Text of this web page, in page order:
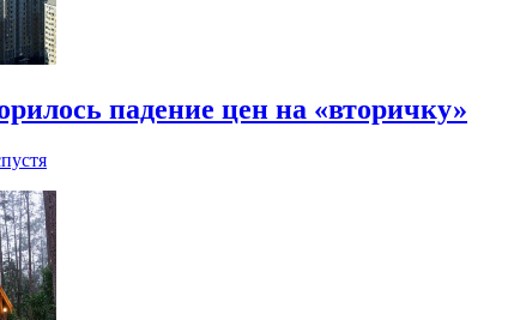
падение цен на «вторичку»